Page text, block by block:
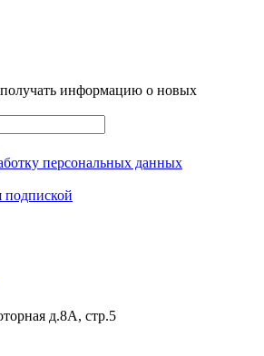
информацию о новых
персональных данных
подпиской
д.8А, стр.5